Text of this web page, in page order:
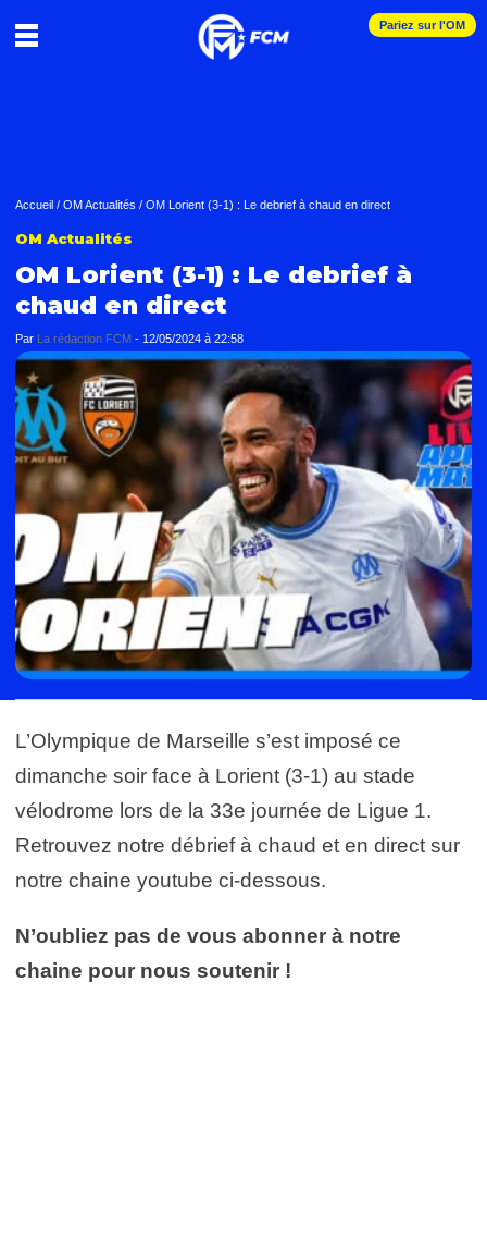
Pariez sur l'OM
Accueil / OM Actualités / OM Lorient (3-1) : Le debrief à chaud en direct
OM Actualités
OM Lorient (3-1) : Le debrief à
chaud en direct
Par La rédaction FCM - 12/05/2024 à 22:58
L’Olympique de Marseille s’est imposé ce
dimanche soir face à Lorient (3-1) au stade
vélodrome lors de la 33e journée de Ligue 1.
Retrouvez notre débrief à chaud et en direct sur
notre chaine youtube ci-dessous.
N’oubliez pas de vous abonner à notre
chaine pour nous soutenir !